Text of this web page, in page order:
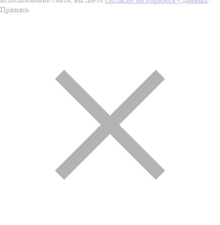
Принять